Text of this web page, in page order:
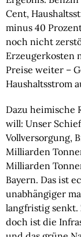
Cent,
minus 40
noch nicht
Erzeugerkosten
Preise weiter –
Haushaltsstrom
Dazu heimische
will: Unser
Vollversorgung,
Milliarden
Milliarden
Bayern. Das ist
unabhängiger
langfristig senkt.
doch ist die